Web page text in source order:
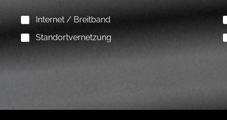
Internet / Breitband
Standortvernetzung